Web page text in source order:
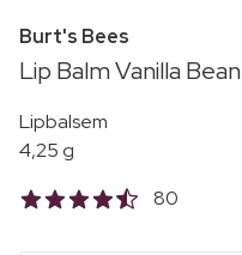
Burt's Bees
Lip Balm Vanilla Bean
Lipbalsem
4,25 g
80